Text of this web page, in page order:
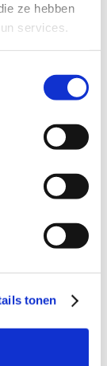
ze hebben
services.
tonen
waar
in de